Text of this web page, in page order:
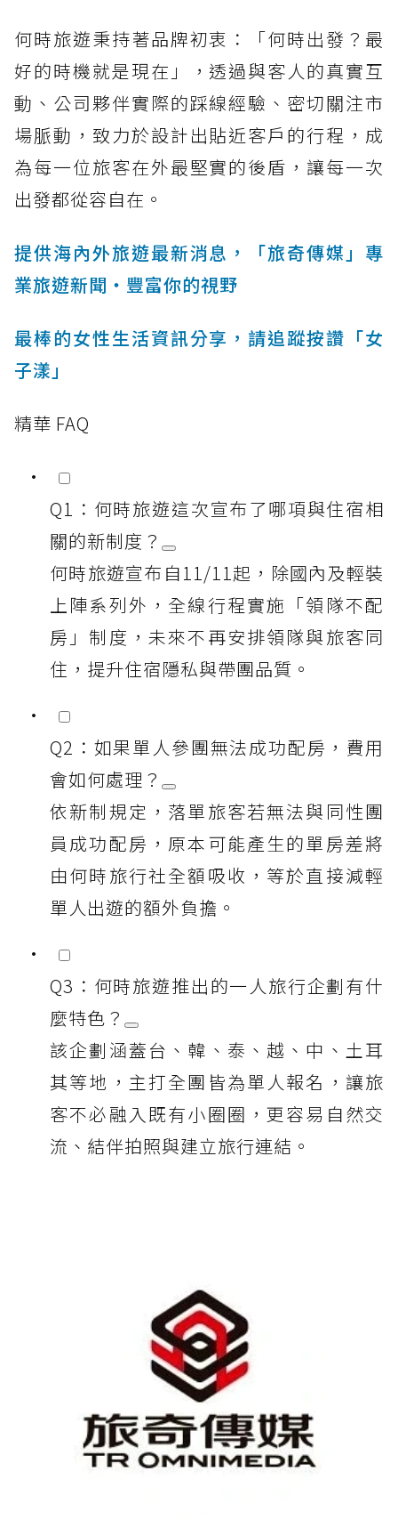
何時旅遊秉持著品牌初衷：「何時出發？最
好的時機就是現在」，透過與客人的真實互
動、公司夥伴實際的踩線經驗、密切關注市
場脈動，致力於設計出貼近客戶的行程，成
為每一位旅客在外最堅實的後盾，讓每一次
出發都從容自在。
提供海內外旅遊最新消息，「旅奇傳媒」專
業旅遊新聞‧豐富你的視野
最棒的女性生活資訊分享，請追蹤按讚「女
子漾」
精華 FAQ
Q1：何時旅遊這次宣布了哪項與住宿相
關的新制度？
何時旅遊宣布自11/11起，除國內及輕裝
上陣系列外，全線行程實施「領隊不配
房」制度，未來不再安排領隊與旅客同
住，提升住宿隱私與帶團品質。
Q2：如果單人參團無法成功配房，費用
會如何處理？
依新制規定，落單旅客若無法與同性團
員成功配房，原本可能產生的單房差將
由何時旅行社全額吸收，等於直接減輕
單人出遊的額外負擔。
Q3：何時旅遊推出的一人旅行企劃有什
麼特色？
該企劃涵蓋台、韓、泰、越、中、土耳
其等地，主打全團皆為單人報名，讓旅
客不必融入既有小圈圈，更容易自然交
流、結伴拍照與建立旅行連結。